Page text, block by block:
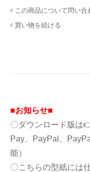
この商品について問い合
買い物を続ける
■お知らせ■
〇ダウンロード版は
Pay、PayPal、
能）
〇こちらの型紙には